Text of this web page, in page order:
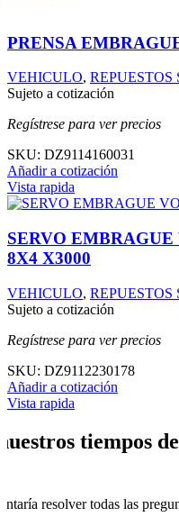
PRENSA
VEHICULO,
Sujeto a cotización
Regístrese para ver precios
SKU: DZ9114160031
Añadir a cotización
Vista rapida
SERVO
8X4 X3000
VEHICULO,
Sujeto a cotización
Regístrese para ver precios
SKU: DZ9112230178
Añadir a cotización
Vista rapida
tiempos de
resolver todas las